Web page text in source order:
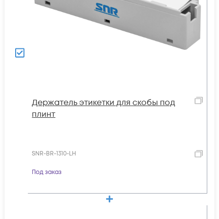
Держатель этикетки для скобы под
плинт
SNR-BR-1310-LH
Под заказ